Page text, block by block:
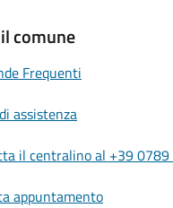
comune
Frequenti
assistenza
il centralino al +39
appuntamento